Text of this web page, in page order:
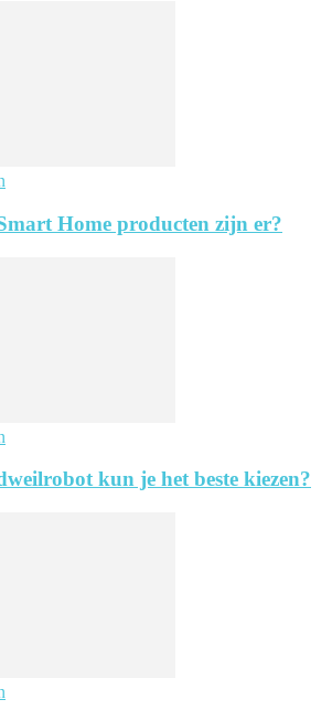
Home producten zijn er?
kun je het beste kiezen?